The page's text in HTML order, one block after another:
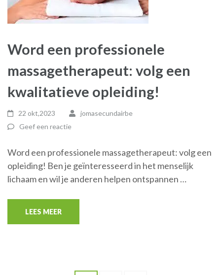
Word een professionele
massagetherapeut: volg een
kwalitatieve opleiding!
22 okt,2023
jomasecundairbe
Geef een reactie
Word een professionele massagetherapeut: volg een
opleiding! Ben je geïnteresseerd in het menselijk
lichaam en wil je anderen helpen ontspannen …
LEES MEER